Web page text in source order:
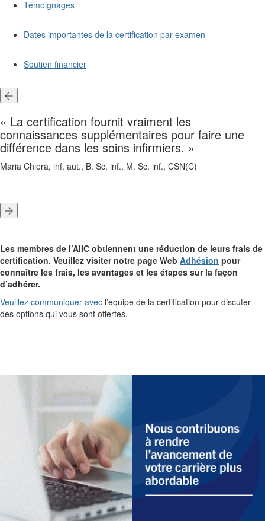
Témoignages
Dates importantes de la certification par examen
Soutien financier
« La certification fournit vraiment les
connaissances supplémentaires pour faire une
différence dans les soins infirmiers. »
Maria Chiera, inf. aut., B. Sc. inf., M. Sc. inf., CSN(C)
Les membres de l’AIIC obtiennent une réduction de leurs frais de
certification. Veuillez visiter notre page Web Adhésion pour
connaître les frais, les avantages et les étapes sur la façon
d’adhérer.
Veuillez communiquer avec l’équipe de la certification pour discuter
des options qui vous sont offertes.